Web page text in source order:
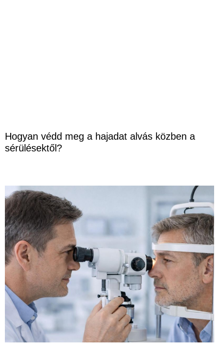
Hogyan védd meg a hajadat alvás közben a
sérülésektől?